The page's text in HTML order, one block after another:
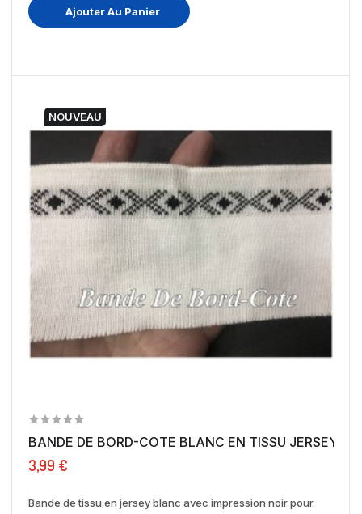
Ajouter Au Panier
NOUVEAU
BANDE DE BORD-COTE BLANC EN TISSU JERSEY...
3,99 €
Bande de tissu en jersey blanc avec impression noir pour